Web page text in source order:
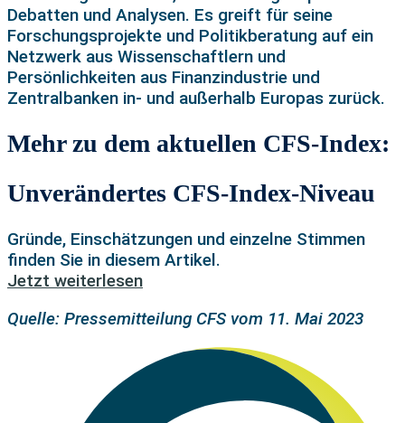
Debatten und Analysen. Es greift für seine
Forschungsprojekte und Politikberatung auf ein
Netzwerk aus Wissenschaftlern und
Persönlichkeiten aus Finanzindustrie und
Zentralbanken in- und außerhalb Europas zurück.
Mehr zu dem aktuellen CFS-Index:
Unverändertes CFS-Index-Niveau
Gründe, Einschätzungen und einzelne Stimmen
finden Sie in diesem Artikel.
Jetzt weiterlesen
Quelle: Pressemitteilung CFS vom 11. Mai 2023